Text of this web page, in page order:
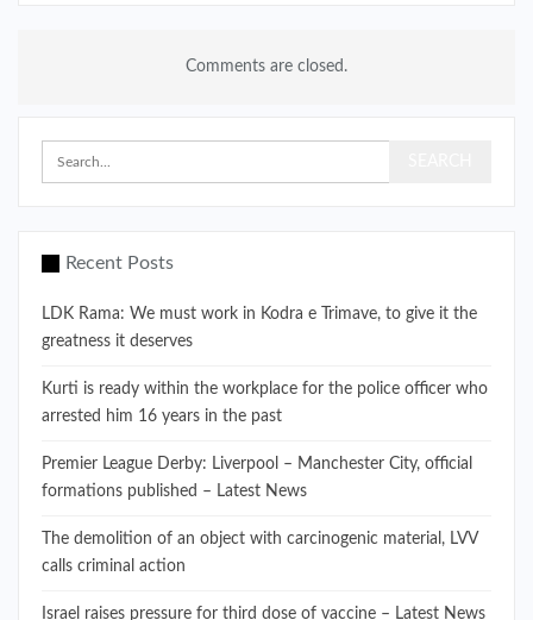
Comments are closed.
Recent Posts
LDK Rama: We must work in Kodra e Trimave, to give it the
greatness it deserves
Kurti is ready within the workplace for the police officer who
arrested him 16 years in the past
Premier League Derby: Liverpool – Manchester City, official
formations published – Latest News
The demolition of an object with carcinogenic material, LVV
calls criminal action
Israel raises pressure for third dose of vaccine – Latest News